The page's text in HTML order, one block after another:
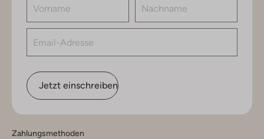
Jetzt einschreiben
Zahlungsmethoden